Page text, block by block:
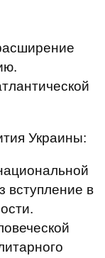
Украины:
вступление в